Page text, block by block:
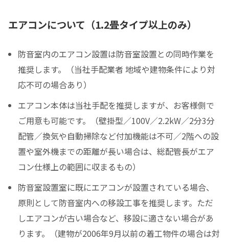
エアコンについて（1.2畳タイプ以上のみ）
防音室内のエアコン設置は防音室設置との同時作業を
推奨します。（当社手配業者 地域や建物条件により対
応不可の場合あり）
エアコン本体は当社手配を推奨しますが、お客様側で
ご用意も可能です。（壁掛型／100V／2.2kW／2分3分
配管／換気や自動掃除など付加機能は不可／2階への設
置や室外機までの距離が長い場合は、総配管長がエア
コン仕様上の範囲に収まるもの）
防音室設置室に既にエアコンが設置されている場合、
原則として防音室内への移設工事を推奨します。ただ
しエアコンが古い場合など、移設に適さない場合があ
ります。（建物が2006年9月以前の着工物件の場合は対